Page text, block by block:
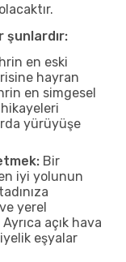
şunlardır:
en eski
hayran
en simgesel
hikayeleri
yürüyüşe
Bir
iyi yolunun
yerel
açık hava
eşyalar